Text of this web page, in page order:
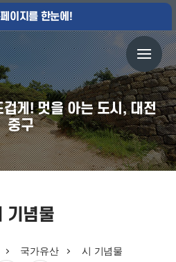
이지를 한눈에!
게! 멋을 아는 도시, 대전
중구
기념물
국가유산 시 기념물